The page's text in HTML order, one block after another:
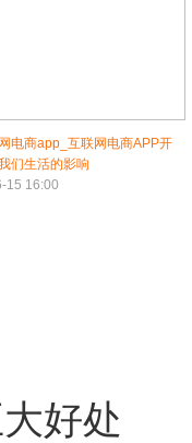
电商app_互联网电商APP开
们生活的影响
15 16:00
好处